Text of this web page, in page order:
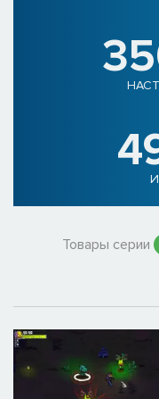
Товары серии